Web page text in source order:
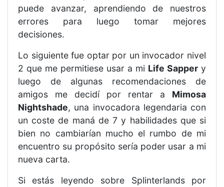
puede avanzar, aprendiendo de nuestros
errores para luego tomar mejores
decisiones.
Lo siguiente fue optar por un invocador nivel
2 que me permitiese usar a mi Life Sapper y
luego de algunas recomendaciones de
amigos me decidí por rentar a Mimosa
Nightshade, una invocadora legendaria con
un coste de maná de 7 y habilidades que si
bien no cambiarían mucho el rumbo de mi
encuentro su propósito sería poder usar a mi
nueva carta.
Si estás leyendo sobre Splinterlands por